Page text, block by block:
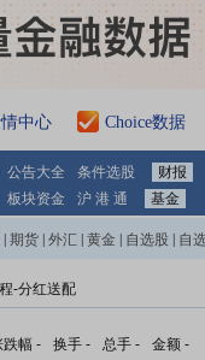
中心 Choice数据
公告大全 条件选股 财报
板块资金 沪 港 通 基金
期货 外汇 黄金 自选股 自
-分红送配
跌幅 - 换手 - 总手 - 金额 -